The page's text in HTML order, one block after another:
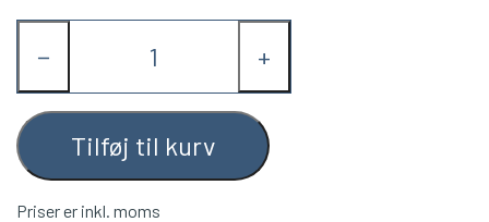
BLANDEDE
DC COMICS
− +
Tilføj til kurv
Priser er inkl. moms